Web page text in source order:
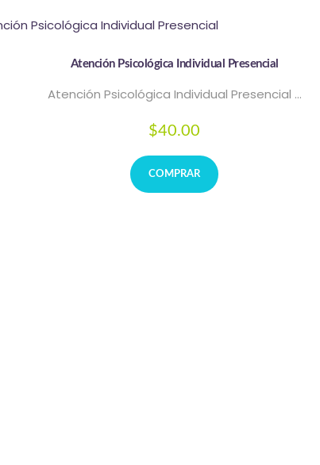
Atención Psicológica Individual Presencial
Atención Psicológica Individual Presencial …
$40.00
COMPRAR